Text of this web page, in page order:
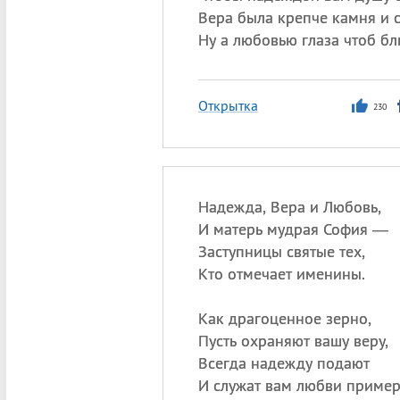
Вера была крепче камня и
Ну а любовью глаза чтоб
Открытка 230
Надежда, Вера и Любовь,
И матерь мудрая София —
Заступницы святые тех,
Кто отмечает именины.
Как драгоценное зерно,
Пусть охраняют вашу веру,
Всегда надежду подают
И служат вам любви